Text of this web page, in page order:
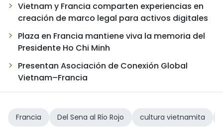
Vietnam y Francia comparten experiencias en
creación de marco legal para activos digitales
Plaza en Francia mantiene viva la memoria del
Presidente Ho Chi Minh
Presentan Asociación de Conexión Global
Vietnam–Francia
Francia Del Sena al Río Rojo cultura vietnamita